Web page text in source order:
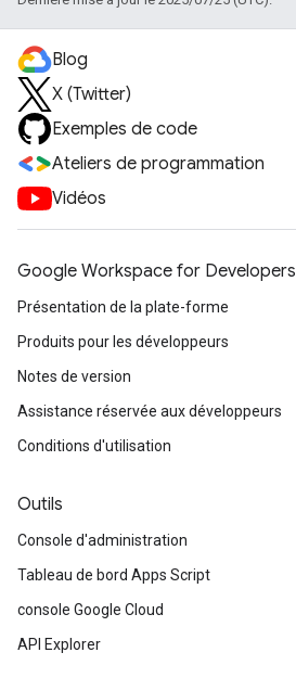
Blog
X (Twitter)
Exemples de code
Ateliers de programmation
Vidéos
Google Workspace for Developers
Présentation de la plate-forme
Produits pour les développeurs
Notes de version
Assistance réservée aux développeurs
Conditions d'utilisation
Outils
Console d'administration
Tableau de bord Apps Script
console Google Cloud
API Explorer